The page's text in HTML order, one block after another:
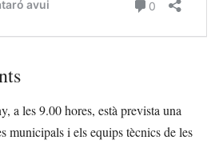
a les 9.00 hores, està prevista una
municipals i els equips tècnics de les